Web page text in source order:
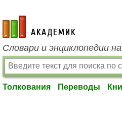
academic.ru
Словари и энциклопедии
Толкования Переводы